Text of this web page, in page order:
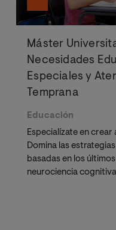
Máster
Necesidades
Especiales y
Temprana
Educación
Especialízate en crear
Domina las
basadas en los
neurociencia